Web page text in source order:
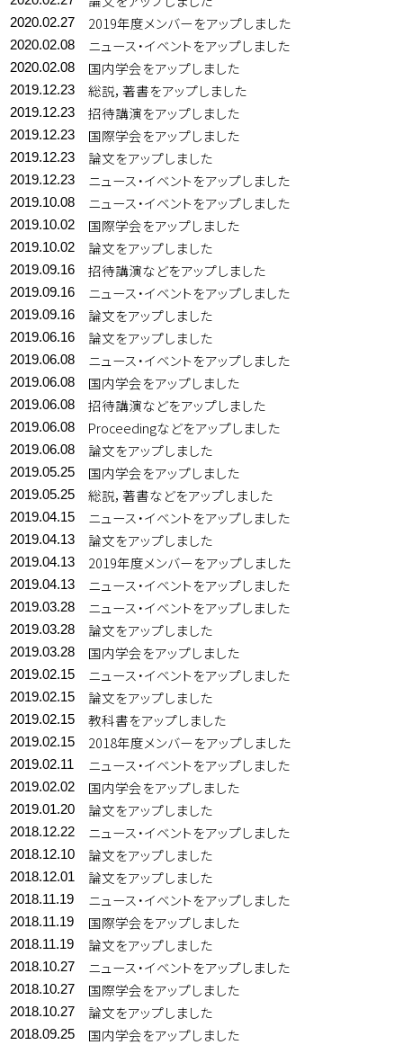
2020.02.27 2019年度メンバーをアップしました
2020.02.08 ニュース・イベントをアップしました
2020.02.08 国内学会をアップしました
2019.12.23 総説，著書をアップしました
2019.12.23 招待講演をアップしました
2019.12.23 国際学会をアップしました
2019.12.23 論文をアップしました
2019.12.23 ニュース・イベントをアップしました
2019.10.08 ニュース・イベントをアップしました
2019.10.02 国際学会をアップしました
2019.10.02 論文をアップしました
2019.09.16 招待講演などをアップしました
2019.09.16 ニュース・イベントをアップしました
2019.09.16 論文をアップしました
2019.06.16 論文をアップしました
2019.06.08 ニュース・イベントをアップしました
2019.06.08 国内学会をアップしました
2019.06.08 招待講演などをアップしました
2019.06.08 Proceedingなどをアップしました
2019.06.08 論文をアップしました
2019.05.25 国内学会をアップしました
2019.05.25 総説，著書などをアップしました
2019.04.15 ニュース・イベントをアップしました
2019.04.13 論文をアップしました
2019.04.13 2019年度メンバーをアップしました
2019.04.13 ニュース・イベントをアップしました
2019.03.28 ニュース・イベントをアップしました
2019.03.28 論文をアップしました
2019.03.28 国内学会をアップしました
2019.02.15 ニュース・イベントをアップしました
2019.02.15 論文をアップしました
2019.02.15 教科書をアップしました
2019.02.15 2018年度メンバーをアップしました
2019.02.11 ニュース・イベントをアップしました
2019.02.02 国内学会をアップしました
2019.01.20 論文をアップしました
2018.12.22 ニュース・イベントをアップしました
2018.12.10 論文をアップしました
2018.12.01 論文をアップしました
2018.11.19 ニュース・イベントをアップしました
2018.11.19 国際学会をアップしました
2018.11.19 論文をアップしました
2018.10.27 ニュース・イベントをアップしました
2018.10.27 国際学会をアップしました
2018.10.27 論文をアップしました
2018.09.25 国内学会をアップしました